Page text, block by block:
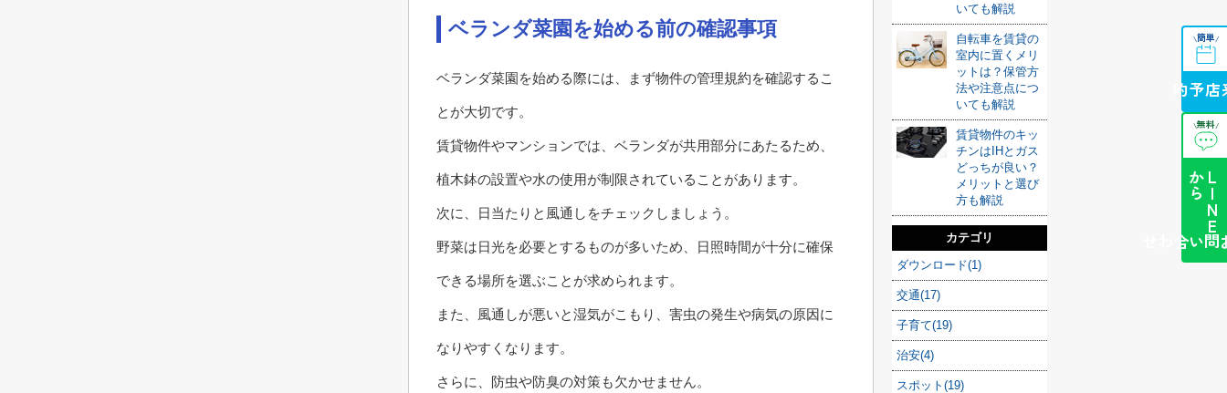
ベランダ菜園を始める前の確認事項
ベランダ菜園を始める際には、まず物件の管理規約を確認するこ
とが大切です。
賃貸物件やマンションでは、ベランダが共用部分にあたるため、
植木鉢の設置や水の使用が制限されていることがあります。
次に、日当たりと風通しをチェックしましょう。
野菜は日光を必要とするものが多いため、日照時間が十分に確保
できる場所を選ぶことが求められます。
また、風通しが悪いと湿気がこもり、害虫の発生や病気の原因に
なりやすくなります。
さらに、防虫や防臭の対策も欠かせません。
いても解説
自転車を賃貸の
室内に置くメリ
ットは？保管方
法や注意点につ
いても解説
賃貸物件のキッ
チンはIHとガス
どっちが良い？
メリットと選び
方も解説
カテゴリ
ダウンロード(1)
交通(17)
子育て(19)
治安(4)
スポット(19)
\簡単/
来店予約
\無料/
L
I
N
E
か
ら